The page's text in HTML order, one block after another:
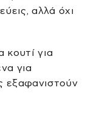
αλλά όχι
κουτί για
για
εξαφανιστούν